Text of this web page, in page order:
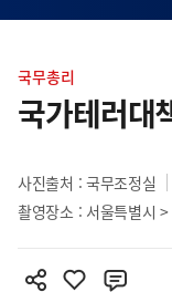
텐
츠
영
역
국무총리
국가테러대
사진출처 : 국무조정실
촬영장소 : 서울특별시